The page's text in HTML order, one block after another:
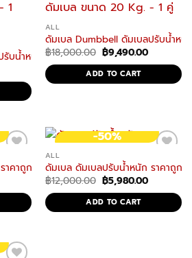
บน้ำหนัก รุ่น H20 ชุดดัมเบล ขนาด 20 Kg. –
฿4,990.00.
ALL
ดัมเบล Dumbbell ดัมเบลปรับน้ำห
฿18,000.00 Original
price
was:
฿18,000.00.
฿9,490.00Current
price
is:
฿
ADD TO CART
าคาถูก ดัมเบลยกน้ำหนัก แถมถุงมือหนาพิเศษ
฿2,990.00.
-50%
ALL
ดัมเบล ดัมเบลปรับน้ำหนัก ราคาถูก
฿12,000.00 Original
price
was:
฿12,000.00.
฿5,980.00Current
price
is:
฿
ADD TO CART